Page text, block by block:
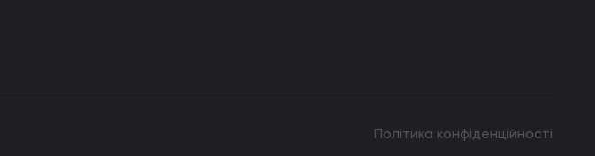
Політика конфіденційності